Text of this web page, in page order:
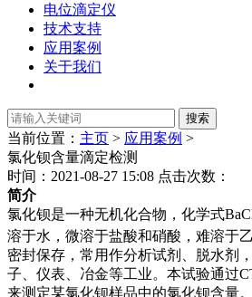
电位滴定仪
技术支持
应用案例
关于我们
当前位置： 主页 > 应用案例 >
氯化钡含量滴定检测
时间：2021-08-27 15:08 点击次数：
简介
氯化钡是一种无机化合物，化学式
溶于水，微溶于盐酸和硝酸，难溶于
密封保存，常用作分析试剂、脱水剂
子、仪表、冶金等工业。本试验通过
来测定某氯化钡样品中的氯化钡含量。